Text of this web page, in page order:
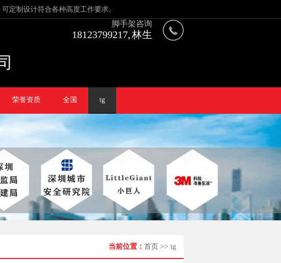
定制设计符合各种高度工作要求。
脚手架咨询
18123799217, 林生
荣誉资质 全国 tg
当前位置： 首页 >> tg